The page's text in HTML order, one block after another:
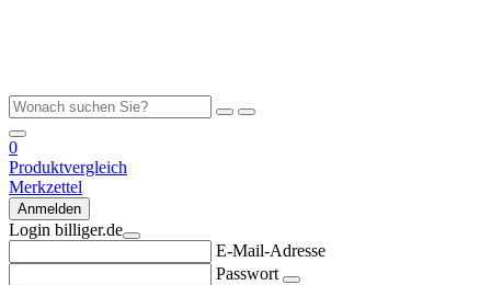
0
Produktvergleich
Merkzettel
Anmelden
Login billiger.de
E-Mail-Adresse
Passwort